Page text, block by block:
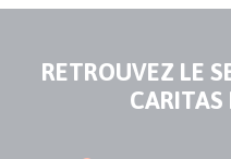
RETROUVEZ LE
CARITAS